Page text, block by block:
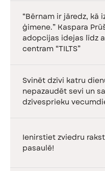
“Bērnam ir jāredz, kā
ģimene.” Kaspara
adopcijas idejas līdz
centram “TILTS”
Svinēt dzīvi katru
nepazaudēt sevi un
dzīvesprieku
Ienirstiet zviedru
pasaulē!